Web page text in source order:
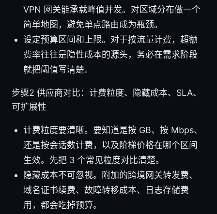
VPN 网关能承载峰值并发。对区域分布做一个
简单地图，避免单点路由成为瓶颈。
设定预算区间和上限。对于按流量计费，超额
费率往往是隐性成本的源头，务必在需求阶段
就把阈值写清楚。
步骤2 供应商对比：计费粒度、隐藏成本、SLA、
可扩展性
计费粒度要清晰。要知道是按 GB、按 Mbps、
还是按会话数计费，以及阶梯价格在哪个区间
生效。先把 3 个常见粒度对比清楚。
隐藏成本不可忽视。附加的跨境网关转发费、
域名证书续费、故障转移成本、日志存储费
用，都会吃掉预算。